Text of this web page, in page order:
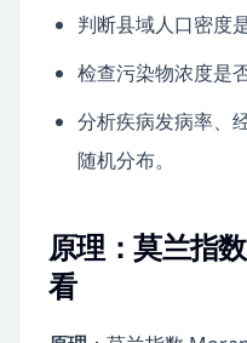
判断县域人口密度
检查污染物浓度是
分析疾病发病率、
随机分布。
原理：莫兰指
看